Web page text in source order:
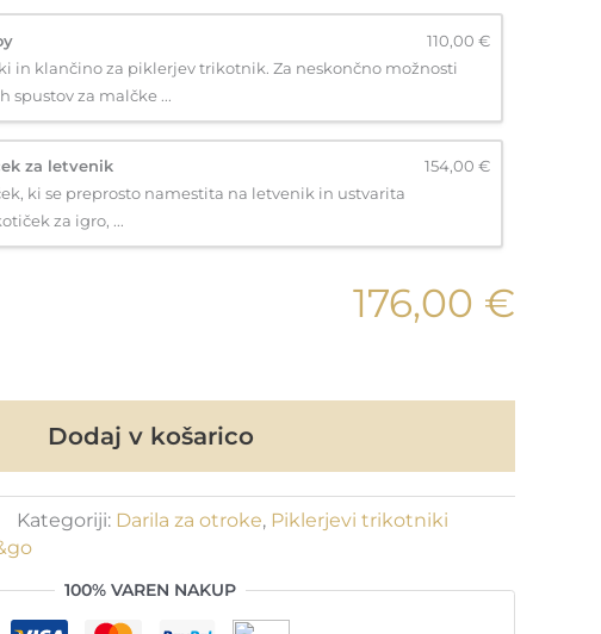
110,00 €
in klančino za piklerjev trikotnik. Za neskončno možnosti
spustov za malčke ...
za letvenik
154,00 €
ki se preprosto namestita na letvenik in ustvarita
za igro, ...
176,00 €
Dodaj v košarico
Kategoriji: Darila za otroke, Piklerjevi trikotniki
100% VAREN NAKUP